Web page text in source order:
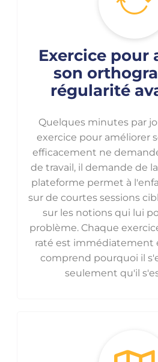
Exercice pour
son
régularité
Quelques minutes par
exercice pour améliorer
efficacement ne
de travail, il demande de
plateforme permet à
sur de courtes sessions
sur les notions qui lui
problème. Chaque
raté est immédiatement
comprend pourquoi il
seulement qu'il